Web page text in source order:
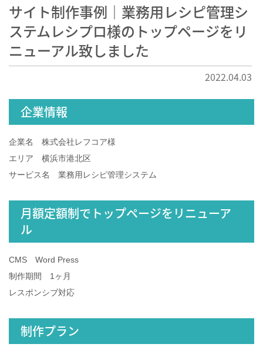
サイト制作事例｜業務用レシピ管理シ
ステムレシプロ様のトップページをリ
ニューアル致しました
2022.04.03
企業情報
企業名 株式会社レフコア様
エリア 横浜市港北区
サービス名 業務用レシピ管理システム
月額定額制でトップページをリニューア
ル
CMS Word Press
制作期間 1ヶ月
レスポンシブ対応
制作プラン